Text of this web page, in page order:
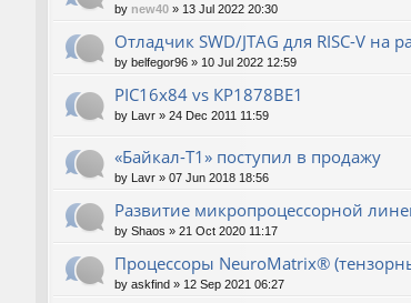
by new40 » 13 Jul 2022 20:30
Отладчик SWD/JTAG для RISC-V на
by belfegor96 » 10 Jul 2022 12:59
PIC16x84 vs КР1878ВЕ1
by Lavr » 24 Dec 2011 11:59
«Байкал-T1» поступил в продажу
by Lavr » 07 Jun 2018 18:56
Развитие микропроцессорной
by Shaos » 21 Oct 2020 11:17
Процессоры NeuroMatrix®
by askfind » 12 Sep 2021 06:27